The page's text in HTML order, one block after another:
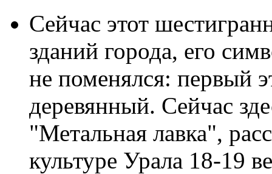
Сейчас этот
зданий города, его
не поменялся: первый
деревянный. Сейчас
"Метальная лавка",
культуре Урала 18-19